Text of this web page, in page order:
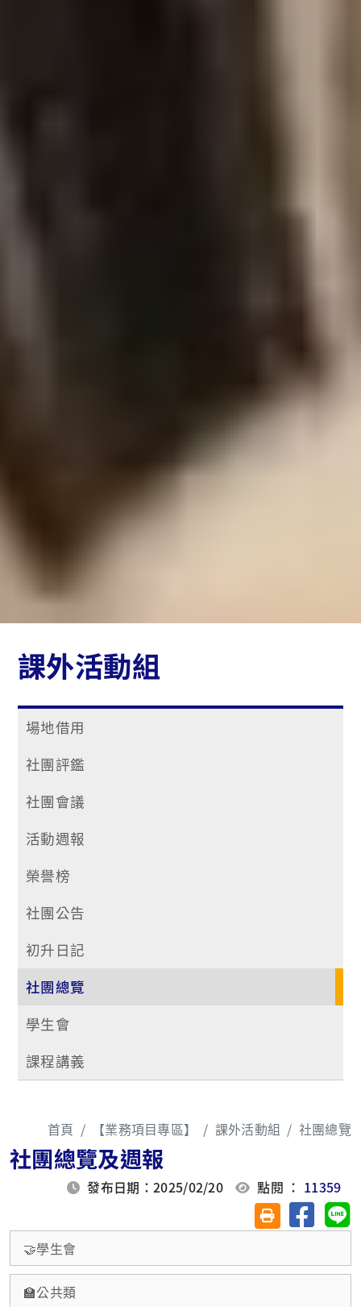
課外活動組
場地借用
社團評鑑
社團會議
活動週報
榮譽榜
社團公告
初升日記
社團總覽
學生會
課程講義
首頁 【業務項目專區】 課外活動組 社團總覽
社團總覽及週報
發布日期：2025/02/20 點閱 ： 11359
友善列印(另開視
分享至
🤝學生會
🏫公共類